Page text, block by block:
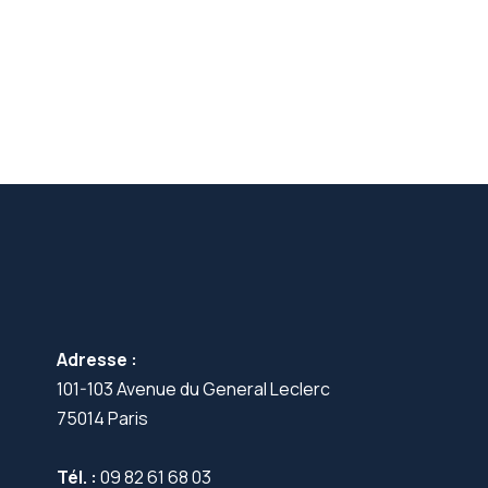
Adresse :
101-103 Avenue du General Leclerc
75014 Paris
Tél. : 09 82 61 68 03